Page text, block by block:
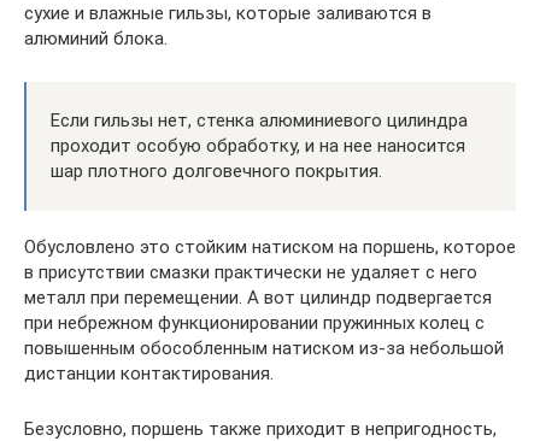
сухие и влажные гильзы, которые заливаются в
алюминий блока.
Если гильзы нет, стенка алюминиевого цилиндра
проходит особую обработку, и на нее наносится
шар плотного долговечного покрытия.
Обусловлено это стойким натиском на поршень, которое
в присутствии смазки практически не удаляет с него
металл при перемещении. А вот цилиндр подвергается
при небрежном функционировании пружинных колец с
повышенным обособленным натиском из-за небольшой
дистанции контактирования.
Безусловно, поршень также приходит в непригодность,